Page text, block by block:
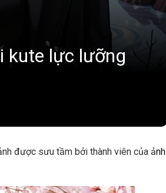
kute lực lưỡng
được sưu tầm bởi thành viên của ảnh